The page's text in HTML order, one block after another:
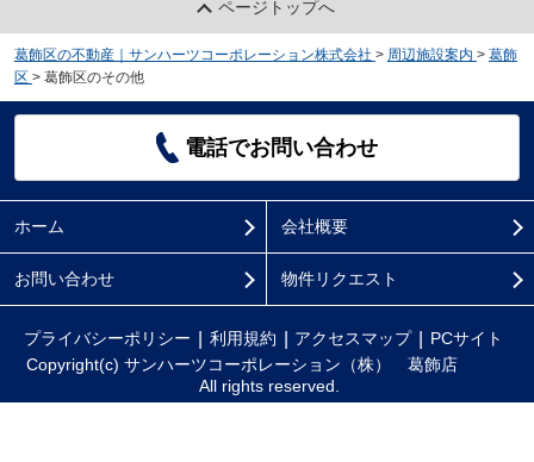
ページトップへ
葛飾区の不動産｜サンハーツコーポレーション株式会社 > 周辺施設案内 > 葛飾
区 > 葛飾区のその他
電話でお問い合わせ
ホーム 会社概要
お問い合わせ 物件リクエスト
プライバシーポリシー 利用規約 アクセスマップ
PCサイト
Copyright(c) サンハーツコーポレーション（株） 葛飾店
All rights reserved.